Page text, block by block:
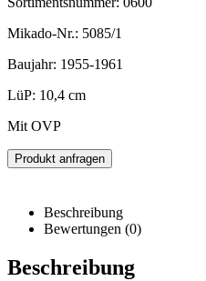
Mikado-Nr.: 5085/1
Baujahr: 1955-1961
LüP: 10,4 cm
Mit OVP
Produkt anfragen
Beschreibung
Bewertungen (0)
Beschreibung